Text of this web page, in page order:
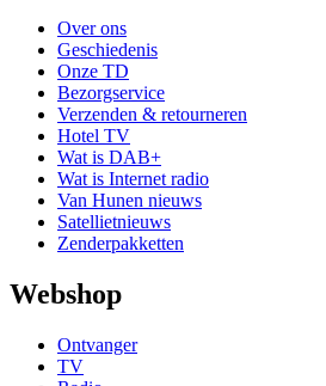
Over ons
Geschiedenis
Onze TD
Bezorgservice
Verzenden & retourneren
Hotel TV
Wat is DAB+
Wat is Internet radio
Van Hunen nieuws
Satellietnieuws
Zenderpakketten
Webshop
Ontvanger
TV